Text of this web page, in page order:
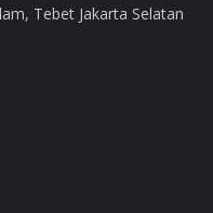
Tebet Jakarta Selatan